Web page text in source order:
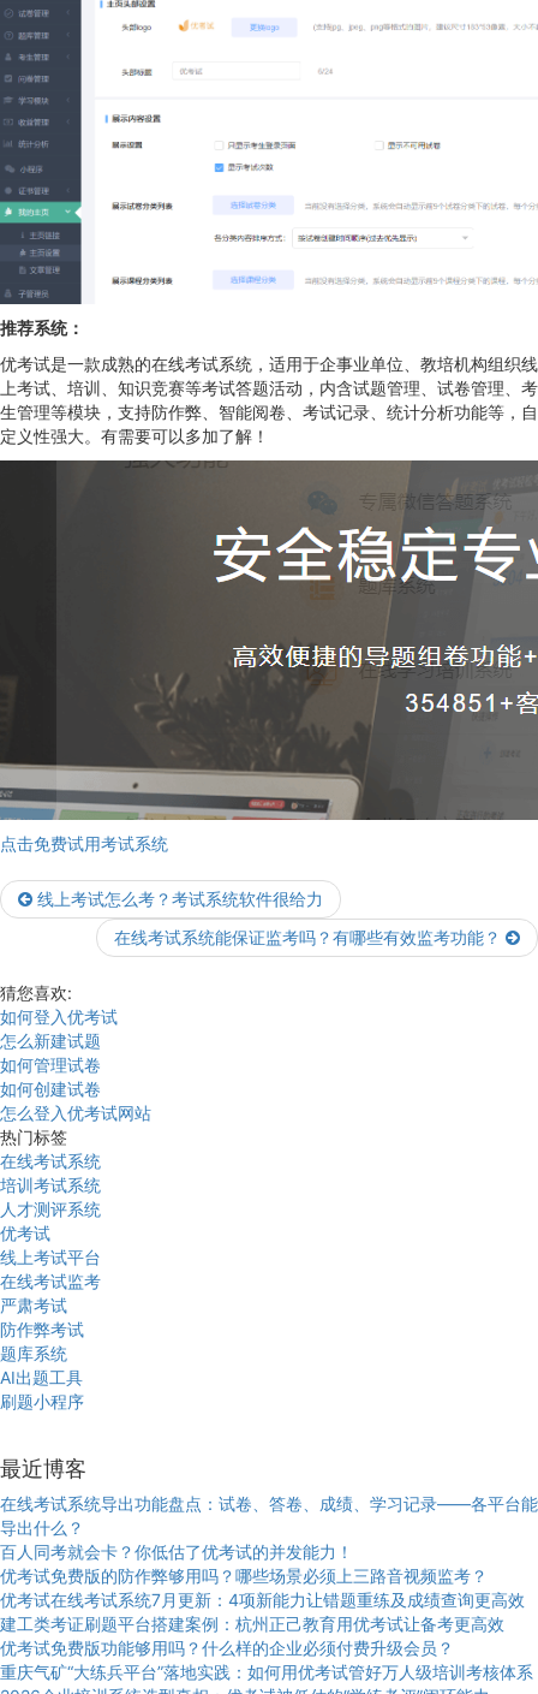
推荐系统：
优考试是一款成熟的在线考试系统，适用于企事业单位、教培机构组织线
上考试、培训、知识竞赛等考试答题活动，内含试题管理、试卷管理、考
生管理等模块，支持防作弊、智能阅卷、考试记录、统计分析功能等，自
定义性强大。有需要可以多加了解！
点击免费试用考试系统
线上考试怎么考？考试系统软件很给力
在线考试系统能保证监考吗？有哪些有效监考功能？
猜您喜欢:
如何登入优考试
怎么新建试题
如何管理试卷
如何创建试卷
怎么登入优考试网站
热门标签
在线考试系统
培训考试系统
人才测评系统
优考试
线上考试平台
在线考试监考
严肃考试
防作弊考试
题库系统
AI出题工具
刷题小程序
最近博客
在线考试系统导出功能盘点：试卷、答卷、成绩、学习记录——各平台能
导出什么？
百人同考就会卡？你低估了优考试的并发能力！
优考试免费版的防作弊够用吗？哪些场景必须上三路音视频监考？
优考试在线考试系统7月更新：4项新能力让错题重练及成绩查询更高效
建工类考证刷题平台搭建案例：杭州正己教育用优考试让备考更高效
优考试免费版功能够用吗？什么样的企业必须付费升级会员？
重庆气矿“大练兵平台”落地实践：如何用优考试管好万人级培训考核体系